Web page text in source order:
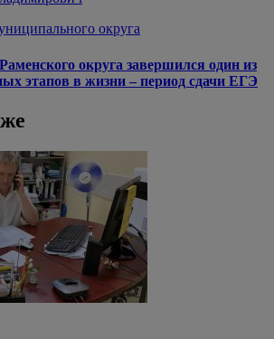
округа
округа завершился один из
этапов в жизни – период сдачи ЕГЭ